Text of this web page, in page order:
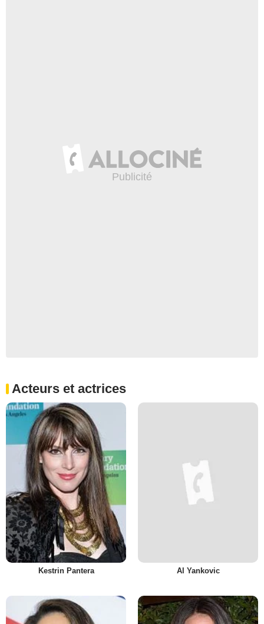
Acteurs et actrices
Kestrin Pantera Al Yankovic